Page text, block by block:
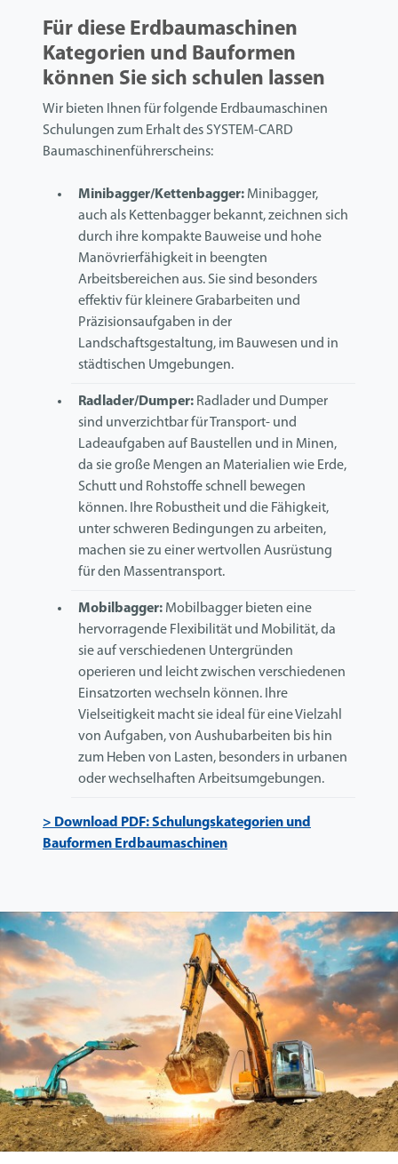
Für diese Erdbaumaschinen
Kategorien und Bauformen
können Sie sich schulen lassen
Wir bieten Ihnen für folgende Erdbaumaschinen
Schulungen zum Erhalt des SYSTEM-CARD
Baumaschinenführerscheins:
Minibagger/Kettenbagger: Minibagger,
auch als Kettenbagger bekannt, zeichnen sich
durch ihre kompakte Bauweise und hohe
Manövrierfähigkeit in beengten
Arbeitsbereichen aus. Sie sind besonders
effektiv für kleinere Grabarbeiten und
Präzisionsaufgaben in der
Landschaftsgestaltung, im Bauwesen und in
städtischen Umgebungen.
Radlader/Dumper: Radlader und Dumper
sind unverzichtbar für Transport- und
Ladeaufgaben auf Baustellen und in Minen,
da sie große Mengen an Materialien wie Erde,
Schutt und Rohstoffe schnell bewegen
können. Ihre Robustheit und die Fähigkeit,
unter schweren Bedingungen zu arbeiten,
machen sie zu einer wertvollen Ausrüstung
für den Massentransport.
Mobilbagger: Mobilbagger bieten eine
hervorragende Flexibilität und Mobilität, da
sie auf verschiedenen Untergründen
operieren und leicht zwischen verschiedenen
Einsatzorten wechseln können. Ihre
Vielseitigkeit macht sie ideal für eine Vielzahl
von Aufgaben, von Aushubarbeiten bis hin
zum Heben von Lasten, besonders in urbanen
oder wechselhaften Arbeitsumgebungen.
> Download PDF: Schulungskategorien und
Bauformen Erdbaumaschinen